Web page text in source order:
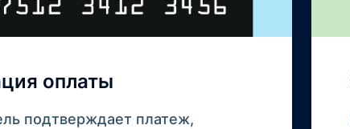
оплаты
подтверждает платеж,